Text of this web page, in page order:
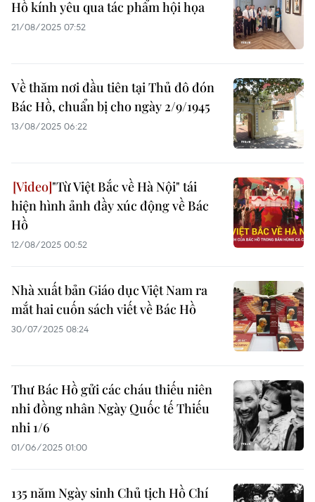
Hồ kính yêu qua tác phẩm hội họa
21/08/2025 07:52
Về thăm nơi đầu tiên tại Thủ đô đón
Bác Hồ, chuẩn bị cho ngày 2/9/1945
13/08/2025 06:22
"Từ Việt Bắc về Hà Nội" tái
hiện hình ảnh đầy xúc động về Bác
Hồ
12/08/2025 00:52
Nhà xuất bản Giáo dục Việt Nam ra
mắt hai cuốn sách viết về Bác Hồ
30/07/2025 08:24
Thư Bác Hồ gửi các cháu thiếu niên
nhi đồng nhân Ngày Quốc tế Thiếu
nhi 1/6
01/06/2025 01:00
135 năm Ngày sinh Chủ tịch Hồ Chí